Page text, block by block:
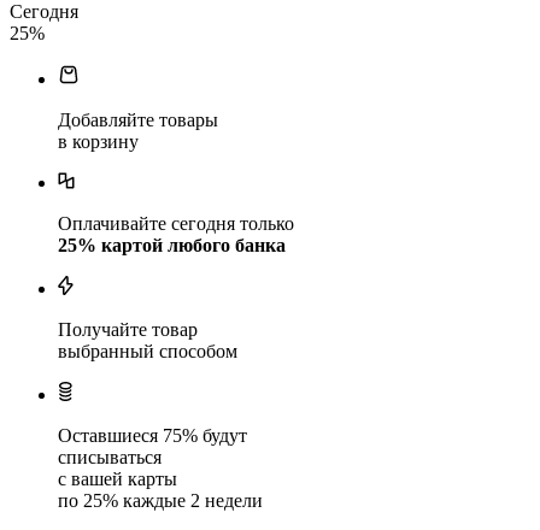
Сегодня
25%
Добавляйте товары
в корзину
Оплачивайте сегодня только
25% картой любого банка
Получайте товар
выбранный способом
Оставшиеся 75% будут
списываться
с вашей карты
по 25% каждые 2 недели